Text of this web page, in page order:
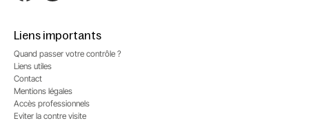
Liens importants
Quand passer votre contrôle ?
Liens utiles
Contact
Mentions légales
Accès professionnels
Eviter la contre visite